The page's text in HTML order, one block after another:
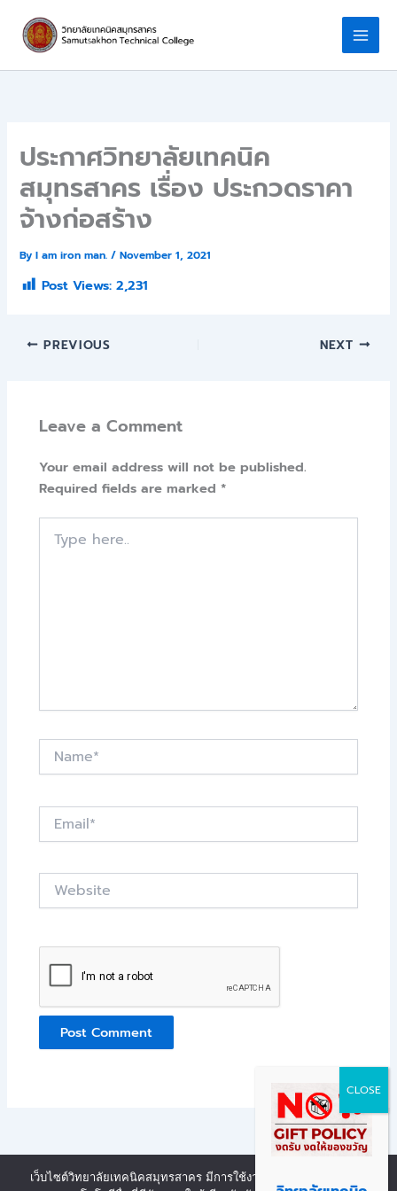
content
ประกาศวิทยาลัยเทคนิค
สมุทรสาคร เรื่อง ประกวดราคา
จ้างก่อสร้าง
ByI am iron man./November 1, 2021
Post Views: 2,231
PREVIOUS NEXT
Leave a Comment
Your email address will not be published.
Required fields are marked*
here..
Name*
Email*
Website
เว็บไซต์วิทยาลัยเทคนิคสมุทรสาคร มีการใช้งานเทคโนโลยีคุกกี้ หรือ